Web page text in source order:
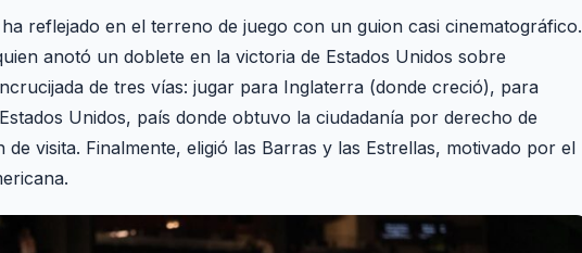
reflejado en el terreno de juego con un guion casi cinematográfico.
anotó un doblete en la victoria de Estados Unidos sobre
de tres vías: jugar para Inglaterra (donde creció), para
Unidos, país donde obtuvo la ciudadanía por derecho de
visita. Finalmente, eligió las Barras y las Estrellas, motivado por el